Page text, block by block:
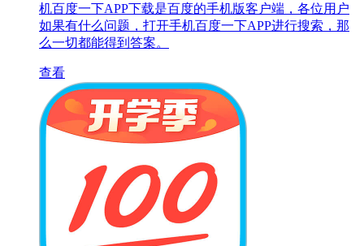
机百度一下APP下载是百度的手机版客户端，各位用户
如果有什么问题，打开手机百度一下APP进行搜索，那
么一切都能得到答案。
查看